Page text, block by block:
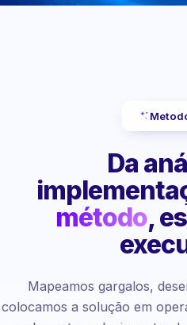
Da
método,
Mapeamos gargalos,
colocamos a solução em